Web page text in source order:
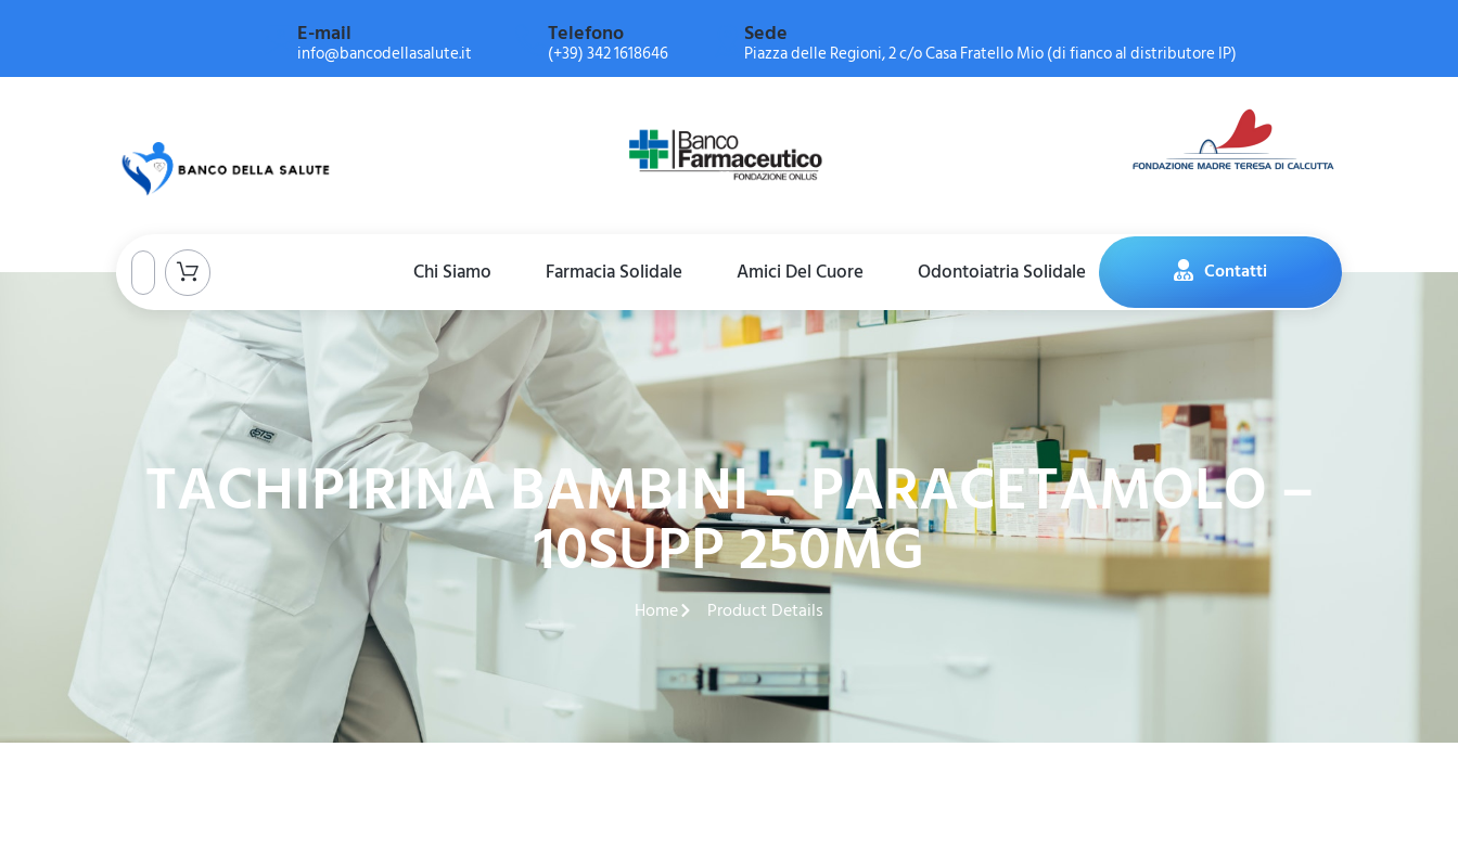
E-mail
info@bancodellasalute.it
Telefono
(+39) 342 1618646
Sede
Piazza delle Regioni, 2 c/o Casa Fratello Mio (di fianco al distributore IP)
Chi Siamo Farmacia Solidale Amici Del Cuore Odontoiatria Solidale Contatti
TACHIPIRINA BAMBINI – PARACETAMOLO –
10SUPP 250MG
Home Product Details